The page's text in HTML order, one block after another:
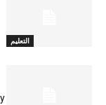
التعليم